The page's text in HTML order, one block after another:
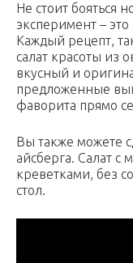
Не стоит бояться
эксперимент –
Каждый рецепт,
салат красоты из
вкусный и
предложенные
фаворита прямо
Вы также можете
айсберга. Салат с
креветками, без
стол.